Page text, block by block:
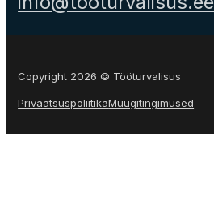
Copyright 2026 © Tööturvalisus
PrivaatsuspoliitikaMüügitingimused